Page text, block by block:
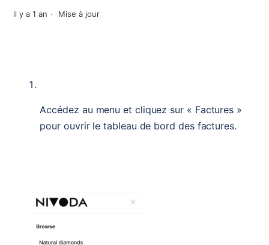
il y a 1 an Mise à jour
Accédez au menu et cliquez sur « Factures »
pour ouvrir le tableau de bord des factures.